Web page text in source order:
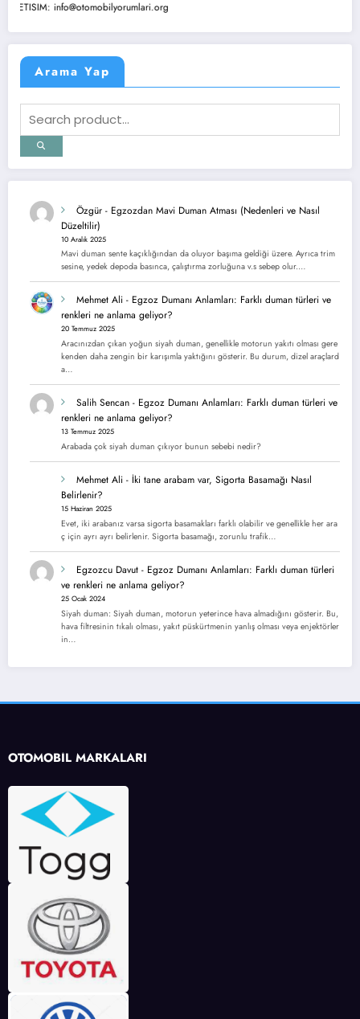
info@otomobilyorumlari.org
Arama Yap
Özgür - Egzozdan Mavi Duman Atması (Nedenleri ve Nasıl
Düzeltilir)
10 Aralık 2025
Mavi duman sente kaçıklığından da oluyor başıma geldiği üzere. Ayrıca trim
sesine, yedek depoda basınca, çalıştırma zorluğuna v.s sebep olur.…
Mehmet Ali - Egzoz Dumanı Anlamları: Farklı duman türleri ve
renkleri ne anlama geliyor?
20 Temmuz 2025
Aracınızdan çıkan yoğun siyah duman, genellikle motorun yakıtı olması gere
kenden daha zengin bir karışımla yaktığını gösterir. Bu durum, dizel araçlard
a…
Salih Sencan - Egzoz Dumanı Anlamları: Farklı duman türleri ve
renkleri ne anlama geliyor?
13 Temmuz 2025
Arabada çok siyah duman çıkıyor bunun sebebi nedir?
Mehmet Ali - İki tane arabam var, Sigorta Basamağı Nasıl
Belirlenir?
15 Haziran 2025
Evet, iki arabanız varsa sigorta basamakları farklı olabilir ve genellikle her ara
ç için ayrı ayrı belirlenir. Sigorta basamağı, zorunlu trafik…
Egzozcu Davut - Egzoz Dumanı Anlamları: Farklı duman türleri
ve renkleri ne anlama geliyor?
25 Ocak 2024
Siyah duman: Siyah duman, motorun yeterince hava almadığını gösterir. Bu,
hava filtresinin tıkalı olması, yakıt püskürtmenin yanlış olması veya enjektörler
in…
OTOMOBİL MARKALARI